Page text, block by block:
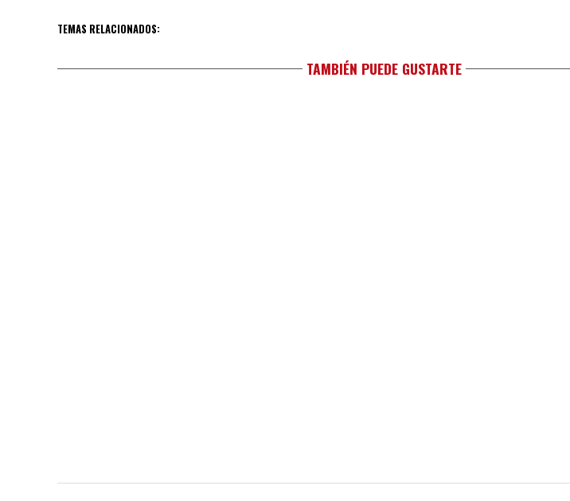
TEMAS RELACIONADOS:
TAMBIÉN PUEDE GUSTARTE